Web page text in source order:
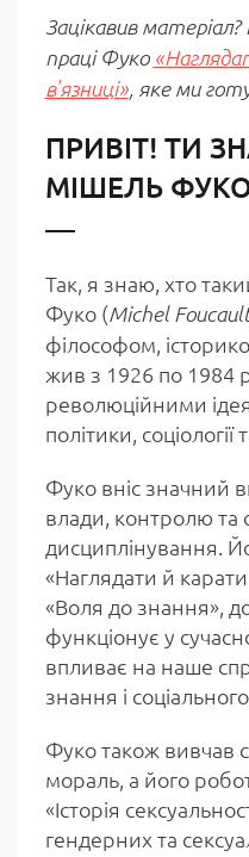
Зацікавив
праці Фуко
в'язниці», яке ми
ПРИВІТ! ТИ
МІШЕЛЬ
Так, я знаю, хто
Фуко (Michel
філософом,
жив з 1926 по 1984
революційними
політики, соціології
Фуко вніс значний
влади, контролю та
дисциплінування.
«Наглядати й
«Воля до знання»,
функціонує у
впливає на наше
знання і
Фуко також вивчав
мораль, а його
«Історія
гендерних та